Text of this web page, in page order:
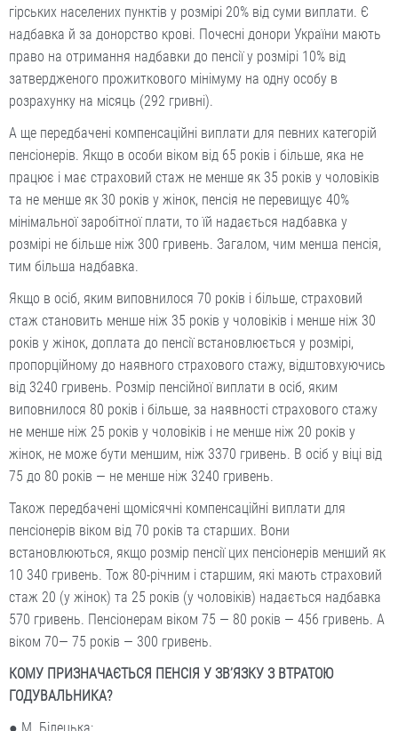
гірських населених пунктів у розмірі 20% від суми виплати. Є
надбавка й за донорство крові. Почесні донори України мають
право на отримання надбавки до пенсії у розмірі 10% від
затвердженого прожиткового мінімуму на одну особу в
розрахунку на місяць (292 гривні).
А ще передбачені компенсаційні виплати для певних категорій
пенсіонерів. Якщо в особи віком від 65 років і більше, яка не
працює і має страховий стаж не менше як 35 років у чоловіків
та не менше як 30 років у жінок, пенсія не перевищує 40%
мінімальної заробітної плати, то їй надається надбавка у
розмірі не більше ніж 300 гривень. Загалом, чим менша пенсія,
тим більша надбавка.
Якщо в осіб, яким виповнилося 70 років і більше, страховий
стаж становить менше ніж 35 років у чоловіків і менше ніж 30
років у жінок, доплата до пенсії встановлюється у розмірі,
пропорційному до наявного страхового стажу, відштовхуючись
від 3240 гривень. Розмір пенсійної виплати в осіб, яким
виповнилося 80 років і більше, за наявності страхового стажу
не менше ніж 25 років у чоловіків і не менше ніж 20 років у
жінок, не може бути меншим, ніж 3370 гривень. В осіб у віці від
75 до 80 років — не менше ніж 3240 гривень.
Також передбачені щомісячні компенсаційні виплати для
пенсіонерів віком від 70 років та старших. Вони
встановлюються, якщо розмір пенсії цих пенсіонерів менший як
10 340 гривень. Тож 80-річним і старшим, які мають страховий
стаж 20 (у жінок) та 25 років (у чоловіків) надається надбавка
570 гривень. Пенсіонерам віком 75 — 80 років — 456 гривень. А
віком 70— 75 років — 300 гривень.
КОМУ ПРИЗНАЧАЄТЬСЯ ПЕНСІЯ У ЗВ’ЯЗКУ З ВТРАТОЮ
ГОДУВАЛЬНИКА?